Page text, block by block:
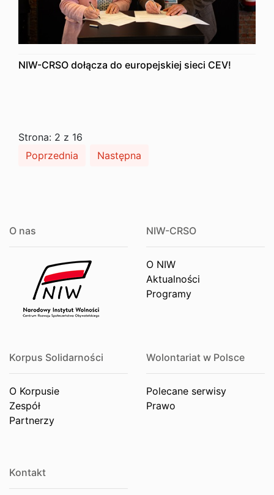
NIW-CRSO dołącza do europejskiej sieci CEV!
Strona: 2 z 16
Poprzednia
Następna
O nas NIW-CRSO
O NIW
Aktualności
Programy
Korpus Solidarności
O Korpusie
Zespół
Partnerzy
Wolontariat w Polsce
Polecane serwisy
Prawo
Kontakt